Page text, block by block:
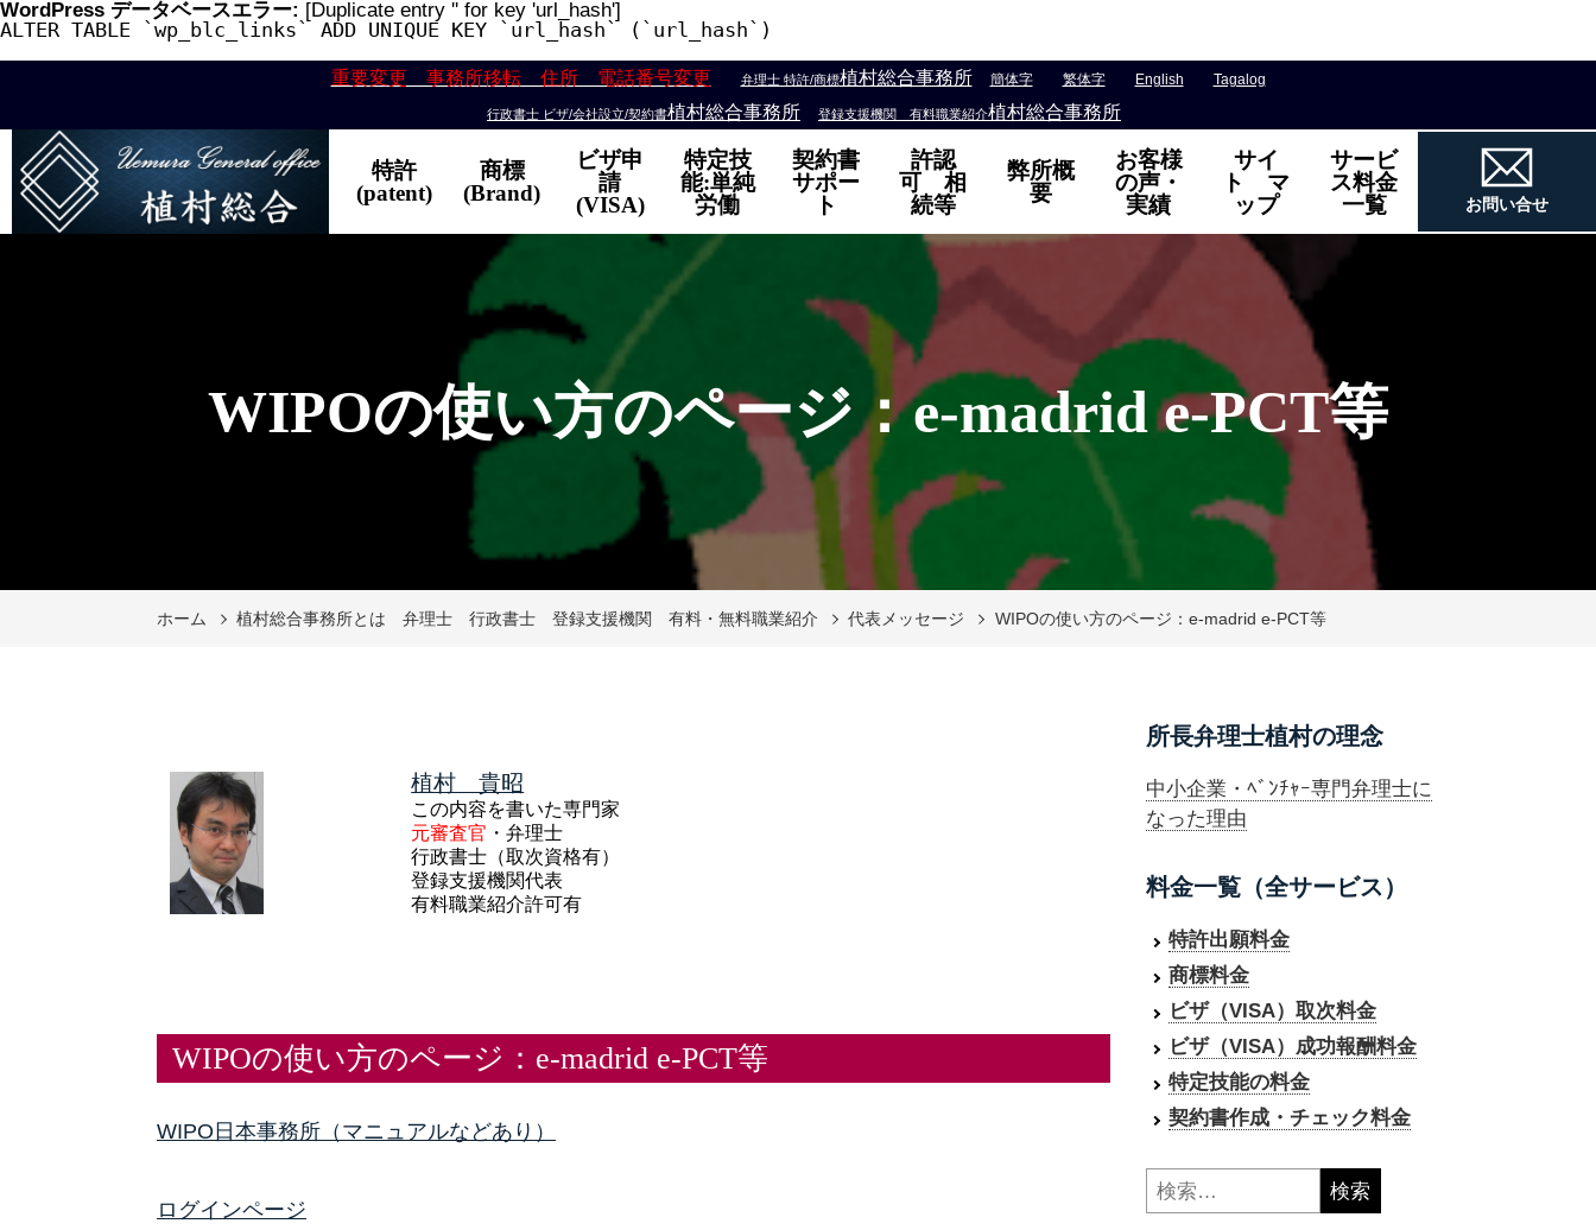
WordPress データベースエラー: [Duplicate entry '' for key 'url_hash']
ALTER TABLE `wp_blc_links` ADD UNIQUE KEY `url_hash` (`url_hash`)
重要変更 事務所移転 住所 電話番号変更 弁理士 特許/商標植村総合事務所 簡体字 繁体字 English Tagalog
行政書士 ビザ/会社設立/契約書植村総合事務所 登録支援機関 有料職業紹介植村総合事務所
特許
(patent)
商標
(Brand)
ビザ申
請
(VISA)
特定技
能:単純
労働
契約書
サポー
ト
許認
可 相
続等
弊所概
要
お客様
の声・
実績
サイ
ト マ
ップ
サービ
ス料金
一覧
お問い合せ
WIPOの使い方のページ：e-madrid e-PCT等
ホーム 植村総合事務所とは 弁理士 行政書士 登録支援機関 有料・無料職業紹介 代表メッセージ WIPOの使い方のページ：e-madrid e-PCT等
植村 貴昭
この内容を書いた専門家
元審査官 ・弁理士
行政書士（取次資格有）
登録支援機関代表
有料職業紹介許可有
WIPOの使い方のページ：e-madrid e-PCT等
WIPO日本事務所（マニュアルなどあり）
ログインページ
所長弁理士植村の理念
中小企業・ﾍﾞﾝﾁｬｰ専門弁理士に
なった理由
料金一覧（全サービス）
特許出願料金
商標料金
ビザ（VISA）取次料金
ビザ（VISA）成功報酬料金
特定技能の料金
契約書作成・チェック料金
検
索: